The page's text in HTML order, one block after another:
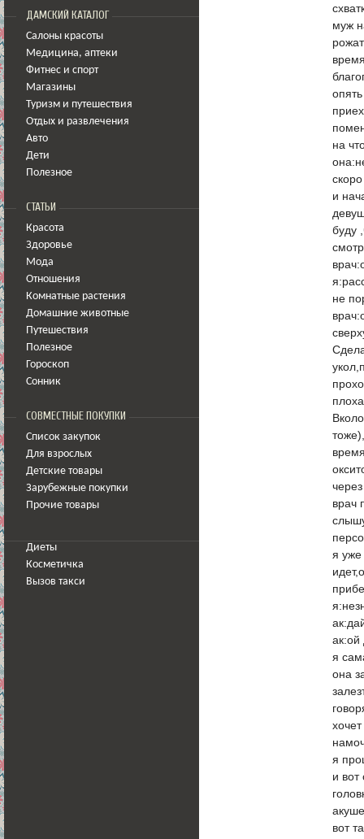
ДАМСКИЙ КАТАЛОГ
Салоны красоты
Медицина, аптеки
Фитнес и спорт
Магазины
Туризм и путешествия
Отдых и развлечения
Авто
Дети
Полезное
СТАТЬИ
Красота
Здоровье
Мода
Отношения
Комнатные растения
Домашние животные
Путешествия
Полезное
Гороскоп
Сонник
СОВМЕСТНЫЕ ПОКУПКИ
Список закупок
Для взрослых
Детские товары
Зарубежные покупки
Прочие товары
Диеты
Косметичка
Вызов такси
муж
на
и
буду
не
врач
я уже
ак:ой
я
она
я
и
вот